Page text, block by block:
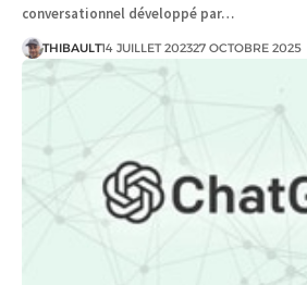
conversationnel développé par…
THIBAULT14 JUILLET 202327 OCTOBRE 2025